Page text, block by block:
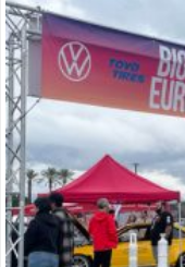
thumbnail